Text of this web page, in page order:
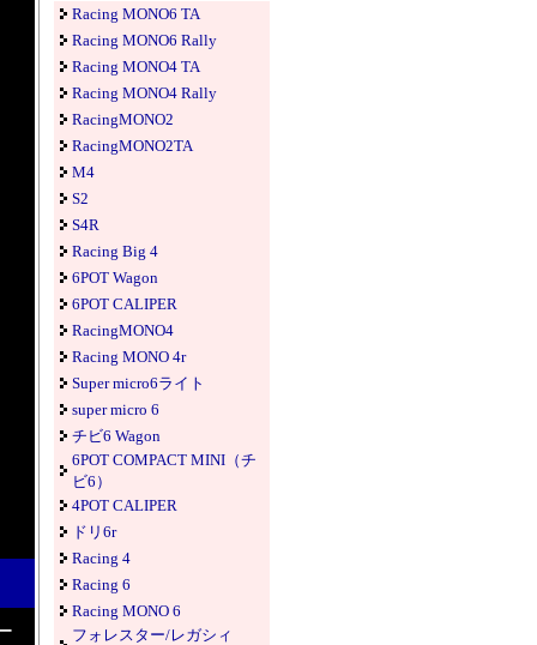
Racing MONO6 TA
Racing MONO6 Rally
Racing MONO4 TA
Racing MONO4 Rally
RacingMONO2
RacingMONO2TA
M4
S2
S4R
Racing Big 4
6POT Wagon
6POT CALIPER
RacingMONO4
Racing MONO 4r
Super micro6ライト
super micro 6
チビ6 Wagon
6POT COMPACT MINI（チ
ビ6）
4POT CALIPER
ドリ6r
Racing 4
Racing 6
Racing MONO 6
フォレスター/レガシィ